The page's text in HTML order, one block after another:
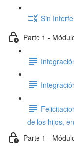
Sin
Parte 1 -
de los hijos,
Parte 1 -